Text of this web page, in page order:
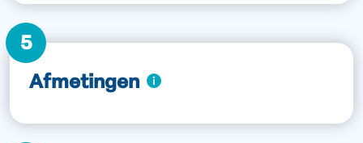
5
Afmetingen